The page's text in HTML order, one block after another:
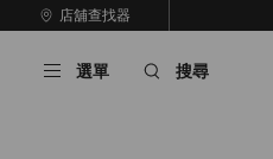
至
店舖查找器
選單 搜尋